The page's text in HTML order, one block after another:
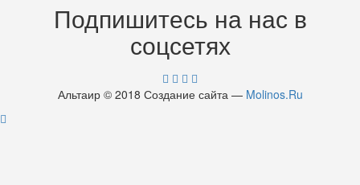
Подпишитесь на нас в
соцсетях
Альтаир © 2018 Создание сайта — Molinos.Ru